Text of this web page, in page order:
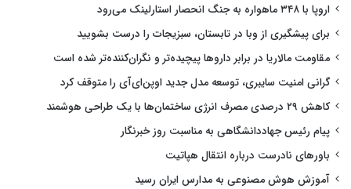
اروپا با ۳۴۸ ماهواره به جنگ انحصار استارلینک می‌رود
برای پیشگیری از وبا در تابستان، سبزیجات را درست بشویید
مقاومت مالاریا در برابر داروها پیچیده‌تر و نگران‌کننده‌تر شده است
گرانی امنیت سایبری، توسعه مدل جدید اوپن‌ای‌آی را متوقف کرد
کاهش ۲۹ درصدی مصرف انرژی ساختمان‌ها با یک طراحی هوشمند
پیام رئیس جهاددانشگاهی به مناسبت روز خبرنگار
باورهای نادرست درباره انتقال هپاتیت
آموزش هوش مصنوعی به مدارس ایران رسید